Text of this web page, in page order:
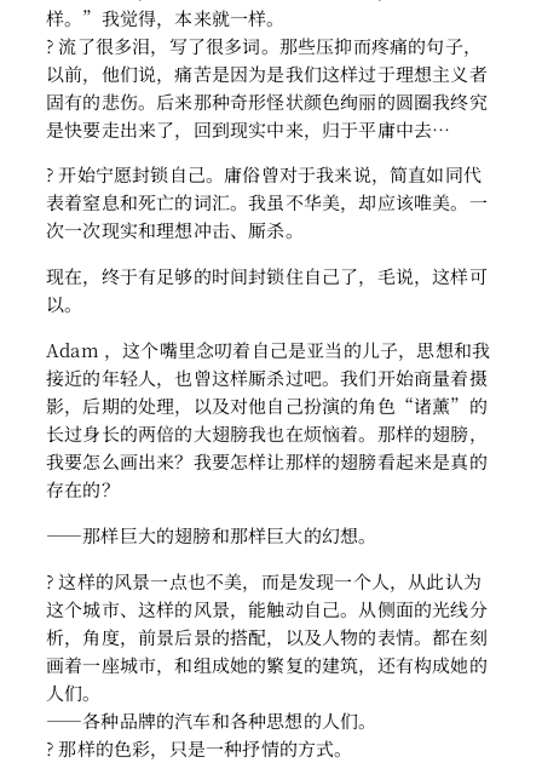
样。”我觉得，本来就一样。
? 流了很多泪，写了很多词。那些压抑而疼痛的句子，
以前，他们说，痛苦是因为是我们这样过于理想主义者
固有的悲伤。后来那种奇形怪状颜色绚丽的圆圈我终究
是快要走出来了，回到现实中来，归于平庸中去…
? 开始宁愿封锁自己。庸俗曾对于我来说，简直如同代
表着窒息和死亡的词汇。我虽不华美，却应该唯美。一
次一次现实和理想冲击、厮杀。
现在，终于有足够的时间封锁住自己了，毛说，这样可
以。
Adam ，这个嘴里念叨着自己是亚当的儿子，思想和我
接近的年轻人，也曾这样厮杀过吧。我们开始商量着摄
影，后期的处理，以及对他自己扮演的角色“诸薰”的
长过身长的两倍的大翅膀我也在烦恼着。那样的翅膀，
我要怎么画出来？我要怎样让那样的翅膀看起来是真的
存在的？
——那样巨大的翅膀和那样巨大的幻想。
? 这样的风景一点也不美，而是发现一个人，从此认为
这个城市、这样的风景，能触动自己。从侧面的光线分
析，角度，前景后景的搭配，以及人物的表情。都在刻
画着一座城市，和组成她的繁复的建筑，还有构成她的
人们。
——各种品牌的汽车和各种思想的人们。
? 那样的色彩，只是一种抒情的方式。